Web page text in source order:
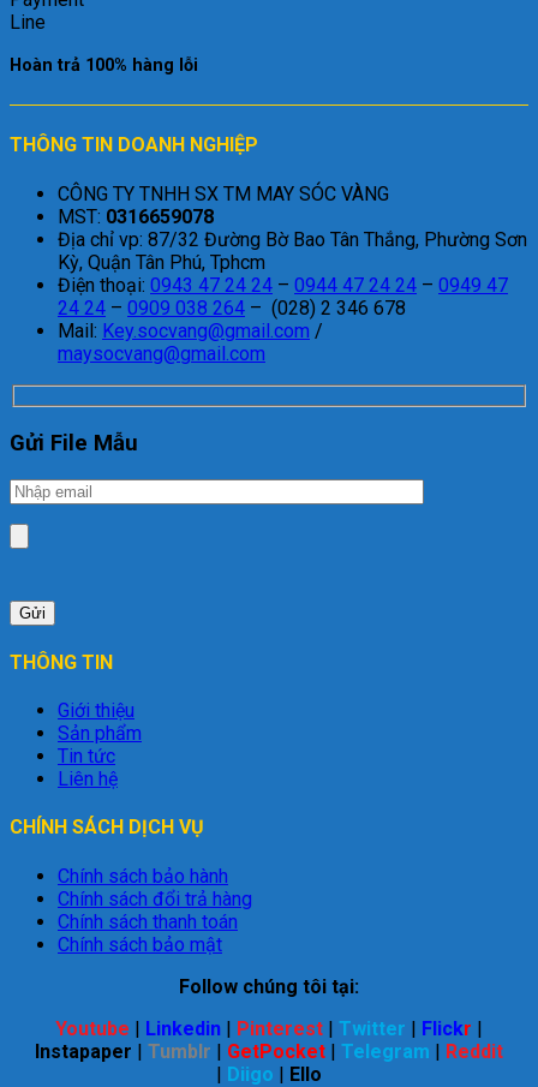
Hoàn trả 100% hàng lỗi
THÔNG TIN DOANH NGHIỆP
CÔNG TY TNHH SX TM MAY SÓC VÀNG
MST: 0316659078
Địa chỉ vp: 87/32 Đường Bờ Bao Tân Thắng, Phường Sơn
Kỳ, Quận Tân Phú, Tphcm
Điện thoại: 0943 47 24 24 – 0944 47 24 24 – 0949 47
24 24 – 0909 038 264 – (028) 2 346 678
Mail: Key.socvang@gmail.com /
maysocvang@gmail.com
Gửi File Mẫu
THÔNG TIN
Giới thiệu
Sản phẩm
Tin tức
Liên hệ
CHÍNH SÁCH DỊCH VỤ
Chính sách bảo hành
Chính sách đổi trả hàng
Chính sách thanh toán
Chính sách bảo mật
Follow chúng tôi tại:
Youtube | Linkedin | Pinterest | Twitter | Flickr |
Instapaper | Tumblr | GetPocket | Telegram | Reddit
| Diigo | Ello